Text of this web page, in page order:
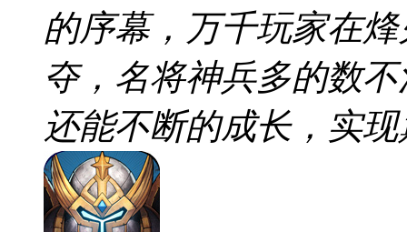
的序幕，万千玩家在
夺，名将神兵多的数
还能不断的成长，实